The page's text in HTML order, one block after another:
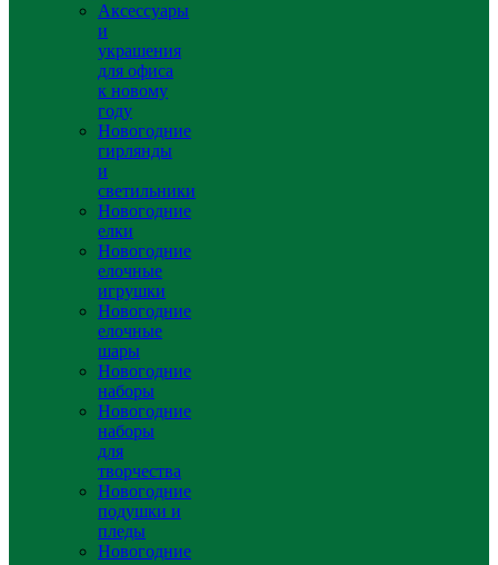
Аксессуары
и
украшения
для офиса
к новому
году
Новогодние
гирлянды
и
светильники
Новогодние
елки
Новогодние
елочные
игрушки
Новогодние
елочные
шары
Новогодние
наборы
Новогодние
наборы
для
творчества
Новогодние
подушки и
пледы
Новогодние